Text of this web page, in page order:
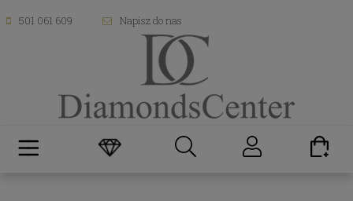
501 061 609 Napisz do nas